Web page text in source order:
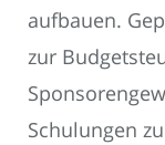
aufbauen.
zur
Schulungen